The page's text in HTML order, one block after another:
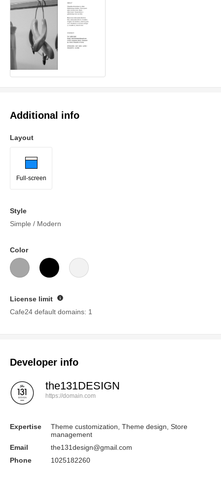
Additional info
Layout
Full-screen
Style
Simple / Modern
Color
License limit
Cafe24 default domains: 1
Developer info
the131DESIGN
https://domain.com
Expertise
Theme customization, Theme design, Store
management
Email
the131design@gmail.com
Phone
1025182260